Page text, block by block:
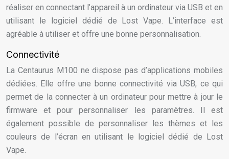
réaliser en connectant l’appareil à un ordinateur via USB et en
utilisant le logiciel dédié de Lost Vape. L’interface est
agréable à utiliser et offre une bonne personnalisation.
Connectivité
La Centaurus M100 ne dispose pas d’applications mobiles
dédiées. Elle offre une bonne connectivité via USB, ce qui
permet de la connecter à un ordinateur pour mettre à jour le
firmware et pour personnaliser les paramètres. Il est
également possible de personnaliser les thèmes et les
couleurs de l’écran en utilisant le logiciel dédié de Lost
Vape.